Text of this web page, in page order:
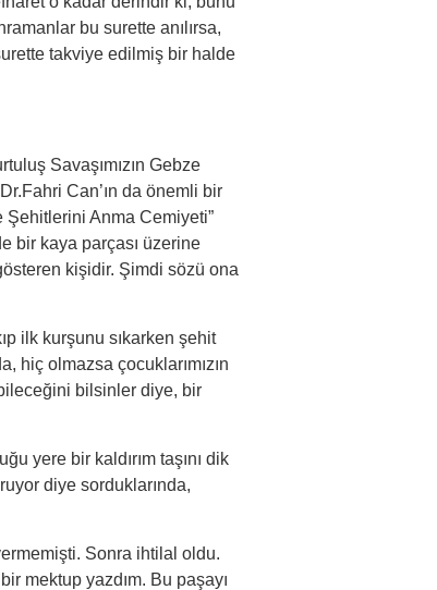
bu surette anılırsa,
takviye edilmiş bir halde
Savaşımızın Gebze
Can’ın da önemli bir
Şehitlerini Anma Cemiyeti”
bir kaya parçası üzerine
kişidir. Şimdi sözü ona
ilk kurşunu sıkarken şehit
hiç olmazsa çocuklarımızın
bilsinler diye, bir
yere bir kaldırım taşını dik
diye sorduklarında,
Sonra ihtilal oldu.
mektup yazdım. Bu paşayı